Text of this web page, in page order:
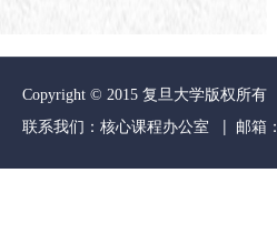
Copyright © 2015 复旦大学版权所有
联系我们：核心课程办公室 | 邮箱：